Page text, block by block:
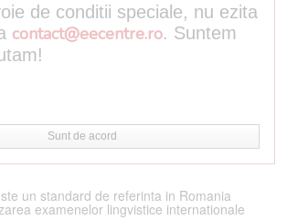
de conditii speciale, nu ezita
contact@eecentre.ro. Suntem
Sunt de acord
un standard de referinta in Romania
examenelor lingvistice internationale